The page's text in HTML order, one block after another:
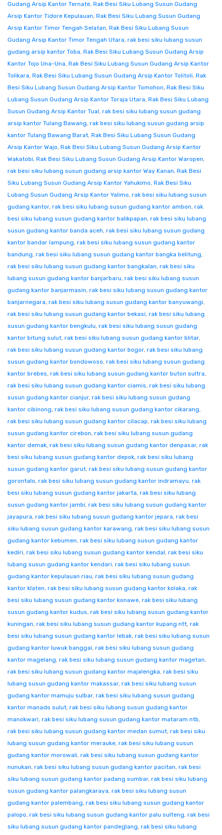
Gudang Arsip Kantor Ternate, Rak Besi Siku Lubang Susun Gudang
Arsip Kantor Tidore Kepulauan, Rak Besi Siku Lubang Susun Gudang
Arsip Kantor Timor Tengah Selatan, Rak Besi Siku Lubang Susun
Gudang Arsip Kantor Timor Tengah Utara, rak besi siku lubang susun
gudang arsip kantor Toba, Rak Besi Siku Lubang Susun Gudang Arsip
Kantor Tojo Una-Una, Rak Besi Siku Lubang Susun Gudang Arsip Kantor
Tolikara, Rak Besi Siku Lubang Susun Gudang Arsip Kantor Tolitoli, Rak
Besi Siku Lubang Susun Gudang Arsip Kantor Tomohon, Rak Besi Siku
Lubang Susun Gudang Arsip Kantor Toraja Utara, Rak Besi Siku Lubang
Susun Gudang Arsip Kantor Tual, rak besi siku lubang susun gudang
arsip kantor Tulang Bawang, rak besi siku lubang susun gudang arsip
kantor Tulang Bawang Barat, Rak Besi Siku Lubang Susun Gudang
Arsip Kantor Wajo, Rak Besi Siku Lubang Susun Gudang Arsip Kantor
Wakatobi, Rak Besi Siku Lubang Susun Gudang Arsip Kantor Waropen,
rak besi siku lubang susun gudang arsip kantor Way Kanan, Rak Besi
Siku Lubang Susun Gudang Arsip Kantor Yahukimo, Rak Besi Siku
Lubang Susun Gudang Arsip Kantor Yalimo, rak besi siku lubang susun
gudang kantor, rak besi siku lubang susun gudang kantor ambon, rak
besi siku lubang susun gudang kantor balikpapan, rak besi siku lubang
susun gudang kantor banda aceh, rak besi siku lubang susun gudang
kantor bandar lampung, rak besi siku lubang susun gudang kantor
bandung, rak besi siku lubang susun gudang kantor bangka belitung,
rak besi siku lubang susun gudang kantor bangkalan, rak besi siku
lubang susun gudang kantor banjarbaru, rak besi siku lubang susun
gudang kantor banjarmasin, rak besi siku lubang susun gudang kantor
banjarnegara, rak besi siku lubang susun gudang kantor banyuwangi,
rak besi siku lubang susun gudang kantor bekasi, rak besi siku lubang
susun gudang kantor bengkulu, rak besi siku lubang susun gudang
kantor bitung sulut, rak besi siku lubang susun gudang kantor blitar,
rak besi siku lubang susun gudang kantor bogor, rak besi siku lubang
susun gudang kantor bondowoso, rak besi siku lubang susun gudang
kantor brebes, rak besi siku lubang susun gudang kantor buton sultra,
rak besi siku lubang susun gudang kantor ciamis, rak besi siku lubang
susun gudang kantor cianjur, rak besi siku lubang susun gudang
kantor cibinong, rak besi siku lubang susun gudang kantor cikarang,
rak besi siku lubang susun gudang kantor cilacap, rak besi siku lubang
susun gudang kantor cirebon, rak besi siku lubang susun gudang
kantor demak, rak besi siku lubang susun gudang kantor denpasar, rak
besi siku lubang susun gudang kantor depok, rak besi siku lubang
susun gudang kantor garut, rak besi siku lubang susun gudang kantor
gorontalo, rak besi siku lubang susun gudang kantor indramayu, rak
besi siku lubang susun gudang kantor jakarta, rak besi siku lubang
susun gudang kantor jambi, rak besi siku lubang susun gudang kantor
jayapura, rak besi siku lubang susun gudang kantor jepara, rak besi
siku lubang susun gudang kantor karawang, rak besi siku lubang susun
gudang kantor kebumen, rak besi siku lubang susun gudang kantor
kediri, rak besi siku lubang susun gudang kantor kendal, rak besi siku
lubang susun gudang kantor kendari, rak besi siku lubang susun
gudang kantor kepulauan riau, rak besi siku lubang susun gudang
kantor klaten, rak besi siku lubang susun gudang kantor kolaka, rak
besi siku lubang susun gudang kantor konawe, rak besi siku lubang
susun gudang kantor kudus, rak besi siku lubang susun gudang kantor
kuningan, rak besi siku lubang susun gudang kantor kupang ntt, rak
besi siku lubang susun gudang kantor lebak, rak besi siku lubang susun
gudang kantor luwuk banggai, rak besi siku lubang susun gudang
kantor magelang, rak besi siku lubang susun gudang kantor magetan,
rak besi siku lubang susun gudang kantor majalengka, rak besi siku
lubang susun gudang kantor makassar, rak besi siku lubang susun
gudang kantor mamuju sulbar, rak besi siku lubang susun gudang
kantor manado sulut, rak besi siku lubang susun gudang kantor
manokwari, rak besi siku lubang susun gudang kantor mataram ntb,
rak besi siku lubang susun gudang kantor medan sumut, rak besi siku
lubang susun gudang kantor merauke, rak besi siku lubang susun
gudang kantor morowali, rak besi siku lubang susun gudang kantor
nunukan, rak besi siku lubang susun gudang kantor pacitan, rak besi
siku lubang susun gudang kantor padang sumbar, rak besi siku lubang
susun gudang kantor palangkaraya, rak besi siku lubang susun
gudang kantor palembang, rak besi siku lubang susun gudang kantor
palopo, rak besi siku lubang susun gudang kantor palu sulteng, rak besi
siku lubang susun gudang kantor pandeglang, rak besi siku lubang